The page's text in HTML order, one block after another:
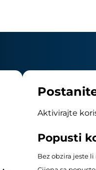
Aktivirajte
Popusti
Bez obzira jeste